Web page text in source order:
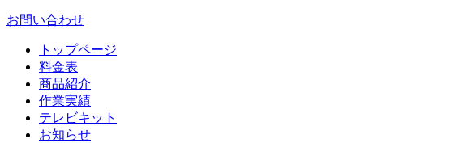
お問い合わせ
トップページ
料金表
商品紹介
作業実績
テレビキット
お知らせ